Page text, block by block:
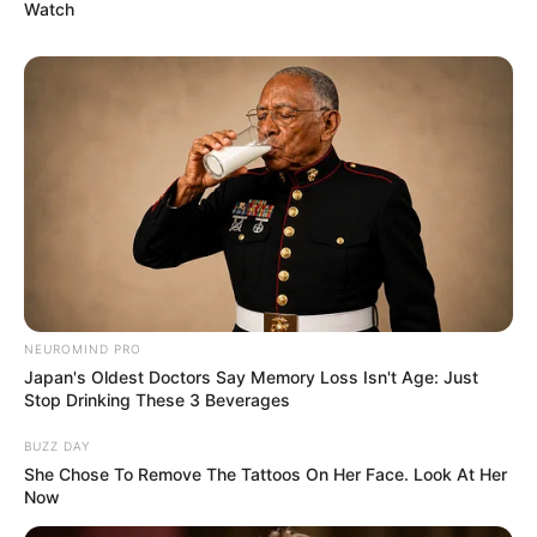
suspeitas sobre o papel de Wagner no incidente, mantendo o
Watch
NEUROMIND PRO
Japan's Oldest Doctors Say Memory Loss Isn't Age: Just
Stop Drinking These 3 Beverages
BUZZ DAY
She Chose To Remove The Tattoos On Her Face. Look At Her
Now